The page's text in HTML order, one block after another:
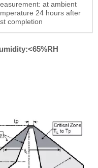
at ambient
24 hours after
completion